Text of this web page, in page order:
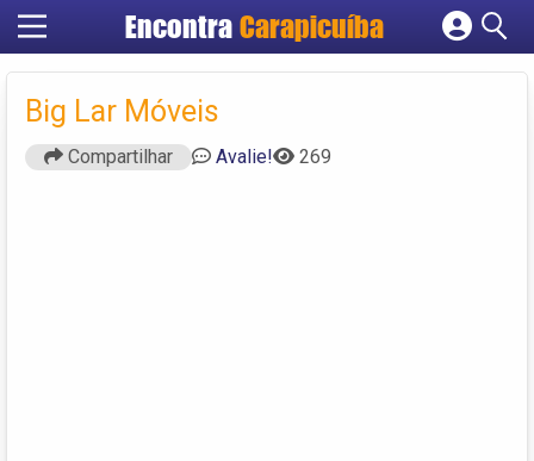
EncontraCarapicuíba
Cadastrar empresa
Big Lar Móveis
Compartilhar Avalie! 269